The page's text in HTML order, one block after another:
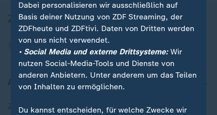
Aktuell bei ZDFheute
Zuletzt veröffentlicht
Dabei personalisieren wir ausschließlich auf
Basis deiner Nutzung von ZDF Streaming, der
ZDFheute und ZDFtivi. Daten von Dritten werden
von uns nicht verwendet.
• Social Media und externe Drittsysteme:Wir
nutzen Social-Media-Tools und Dienste von
anderen Anbietern. Unter anderem um das Teilen
von Inhalten zu ermöglichen.
Du kannst entscheiden, für welche Zwecke wir